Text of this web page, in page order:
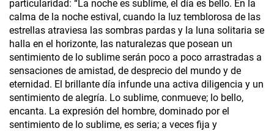
particularidad: “La noche es sublime, el día es bello. En la
calma de la noche estival, cuando la luz temblorosa de las
estrellas atraviesa las sombras pardas y la luna solitaria se
halla en el horizonte, las naturalezas que posean un
sentimiento de lo sublime serán poco a poco arrastradas a
sensaciones de amistad, de desprecio del mundo y de
eternidad. El brillante día infunde una activa diligencia y un
sentimiento de alegría. Lo sublime, conmueve; lo bello,
encanta. La expresión del hombre, dominado por el
sentimiento de lo sublime, es seria; a veces fija y